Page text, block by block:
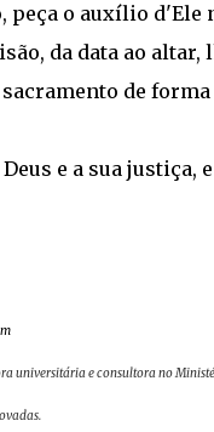
o auxílio d'Ele
da data ao
sacramento de
e a sua justiça,
universitária e consultora no